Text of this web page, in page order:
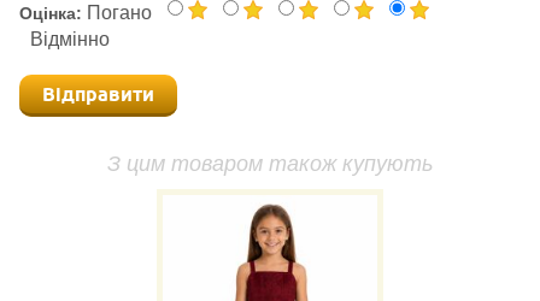
Оцінка: Погано
Відмінно
Відправити
З цим товаром також купують